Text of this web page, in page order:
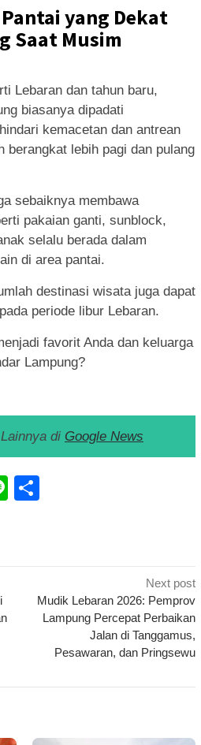
yang Dekat
Saat Musim
Lebaran dan tahun baru,
biasanya dipadati
kemacetan dan antrean
berangkat lebih pagi dan pulang
sebaiknya membawa
pakaian ganti, sunblock,
selalu berada dalam
di area pantai.
destinasi wisata juga dapat
periode libur Lebaran.
favorit Anda dan keluarga
Lampung?
di Google News
Line
Next post
Mudik Lebaran 2026: Pemprov
Lampung Percepat Perbaikan
Jalan di Tanggamus,
Pesawaran, dan Pringsewu